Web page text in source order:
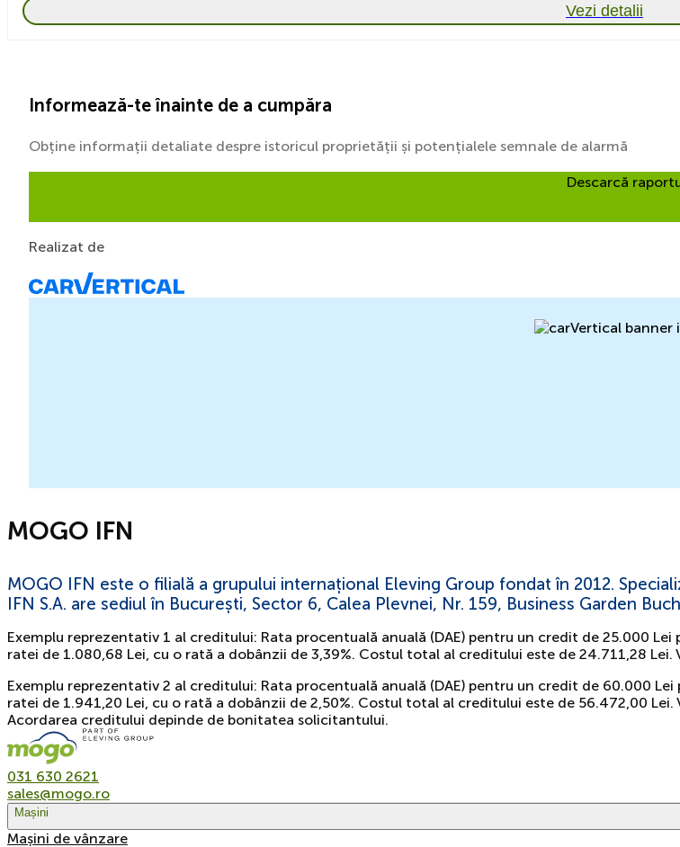
Vezi detalii
Informează-te înainte de a cumpăra
Obține informații detaliate despre istoricul proprietății și potențialele semnale de alarmă
Descarcă
Realizat de
MOGO IFN
MOGO IFN este o filială a grupului internațional Eleving Group fondat în 2012.
IFN S.A. are sediul în București, Sector 6, Calea Plevnei, Nr. 159, Business Garden
Exemplu reprezentativ 1 al creditului: Rata procentuală anuală (DAE) pentru un credit de 25.000
ratei de 1.080,68 Lei, cu o rată a dobânzii de 3,39%. Costul total al creditului este de 24.711,28
Exemplu reprezentativ 2 al creditului: Rata procentuală anuală (DAE) pentru un credit de 60.000
ratei de 1.941,20 Lei, cu o rată a dobânzii de 2,50%. Costul total al creditului este de 56.472,00
Acordarea creditului depinde de bonitatea solicitantului.
031 630 2621
sales@mogo.ro
Mașini
Mașini de vânzare